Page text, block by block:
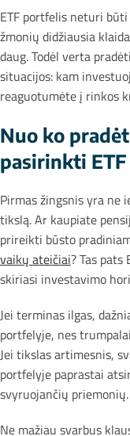
ETF portfelis neturi
žmonių didžiausia
daug. Todėl verta
situacijos: kam
reaguotumėte į rinkos
Nuo ko
pasirinkti
Pirmas žingsnis yra ne
tikslą. Ar kaupiate
prireikti būsto
vaikų ateičiai? Tas
skiriasi investavimo
Jei terminas ilgas,
portfelyje, nes
Jei tikslas artimesnis,
portfelyje paprastai
svyruojančių priemonių.
Ne mažiau svarbus